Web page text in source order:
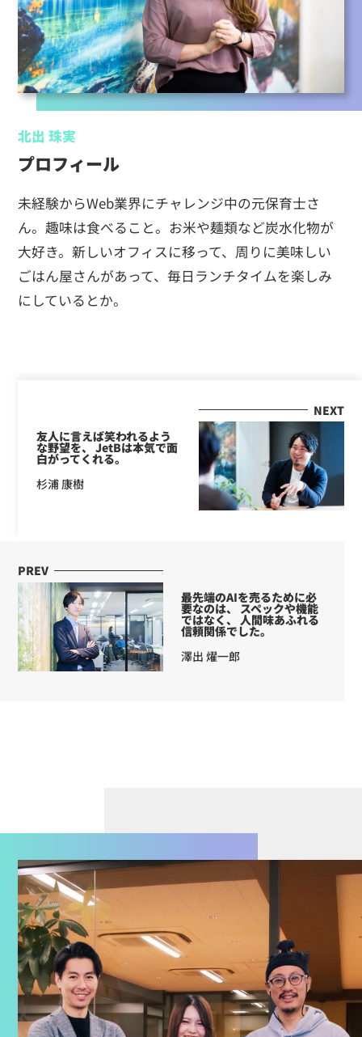
北出 珠実
プロフィール
未経験からWeb業界にチャレンジ中の元保育士さ
ん。趣味は食べること。お米や麺類など炭水化物が
大好き。新しいオフィスに移って、周りに美味しい
ごはん屋さんがあって、毎日ランチタイムを楽しみ
にしているとか。
友人に言えば笑われるよう
な野望を、 JetBは本気で面
白がってくれる。
杉浦 康樹
NEXT
最先端のAIを売るために必
要なのは、 スペックや機能
ではなく、 人間味あふれる
信頼関係でした。
澤出 燿一郎
PREV